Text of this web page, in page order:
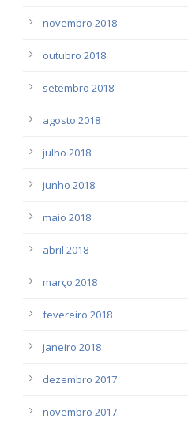
novembro 2018
outubro 2018
setembro 2018
agosto 2018
julho 2018
junho 2018
maio 2018
abril 2018
março 2018
fevereiro 2018
janeiro 2018
dezembro 2017
novembro 2017